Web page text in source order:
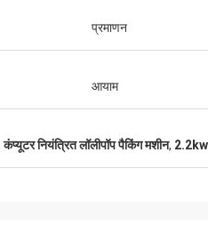
मशीनरी बहुत अच्छी है, एक साल की वारंटी, जीवन भर
सेवा। मशीन अच्छी गुणवत्ता की है।
प्रमाणन
आयाम
कंप्यूटर नियंत्रित लॉलीपॉप पैकिंग मशीन, 2.2kw